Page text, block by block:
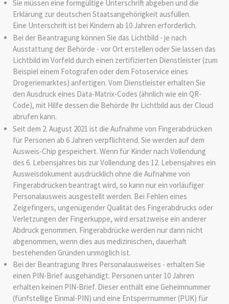
Sie müssen eine formgültige Unterschrift abgeben und die
Erklärung zur deutschen Staatsangehörigkeit ausfüllen.
Eine Unterschrift ist bei Kindern ab 10 Jahren erforderlich.
Bei der Beantragung können Sie das Lichtbild - je nach
Ausstattung der Behörde - vor Ort erstellen oder Sie lassen das
Lichtbild im Vorfeld durch einen zertifizierten Dienstleister (zum
Beispiel einem Fotografen oder dem Fotoservice eines
Drogeriemarktes) anfertigen. Vom Dienstleister erhalten Sie
den Ausdruck eines Data-Matrix-Codes (ähnlich wie ein QR-
Code), mit Hilfe dessen die Behörde Ihr Lichtbild aus der Cloud
abrufen kann.
Seit dem 2. August 2021 ist die Aufnahme von Fingerabdrücken
für Personen ab 6 Jahren verpflichtend. Sie werden auf dem
Ausweis-Chip gespeichert. Wenn für Kinder nach Vollendung
des 6. Lebensjahres bis zur Vollendung des 12. Lebensjahres ein
Ausweisdokument ausdrücklich ohne die Aufnahme von
Fingerabdrücken beantragt wird, so kann nur ein vorläufiger
Personalausweis ausgestellt werden. Bei Fehlen eines
Zeigefingers, ungenügender Qualität des Fingerabdrucks oder
Verletzungen der Fingerkuppe, wird ersatzweise ein anderer
Abdruck genommen. Fingerabdrücke werden nur dann nicht
abgenommen, wenn dies aus medizinischen, dauerhaft
bestehenden Gründen unmöglich ist.
Bei der Beantragung Ihres Personalausweises - erhalten Sie
einen PIN-Brief ausgehändigt. Personen unter 10 Jahren
erhalten keinen PIN-Brief. Dieser enthält eine Geheimnummer
(fünfstellige Einmal-PIN) und eine Entsperrnummer (PUK) für